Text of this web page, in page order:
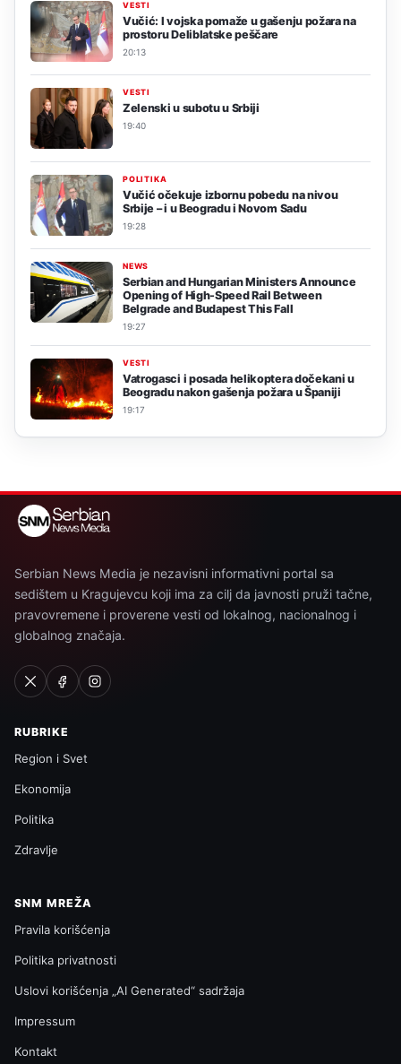
VESTI
Vučić: I vojska pomaže u gašenju požara na
prostoru Deliblatske peščare
20:13
VESTI
Zelenski u subotu u Srbiji
19:40
POLITIKA
Vučić očekuje izbornu pobedu na nivou
Srbije – i u Beogradu i Novom Sadu
19:28
NEWS
Serbian and Hungarian Ministers Announce
Opening of High-Speed Rail Between
Belgrade and Budapest This Fall
19:27
VESTI
Vatrogasci i posada helikoptera dočekani u
Beogradu nakon gašenja požara u Španiji
19:17
Serbian News Media je nezavisni informativni portal sa
sedištem u Kragujevcu koji ima za cilj da javnosti pruži tačne,
pravovremene i proverene vesti od lokalnog, nacionalnog i
globalnog značaja.
RUBRIKE
Region i Svet
Ekonomija
Politika
Zdravlje
SNM MREŽA
Pravila korišćenja
Politika privatnosti
Uslovi korišćenja „AI Generated“ sadržaja
Impressum
Kontakt